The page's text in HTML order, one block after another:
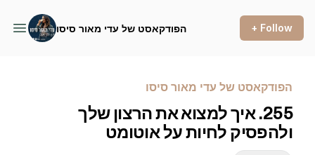
הפודקאסט של עדי מאור סיסו + Follow
הפודקאסט של עדי מאור סיסו
255. איך למצוא את הרצון שלך
ולהפסיק לחיות על אוטומט